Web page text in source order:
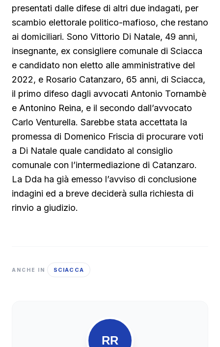
presentati dalle difese di altri due indagati, per
scambio elettorale politico-mafioso, che restano
ai domiciliari. Sono Vittorio Di Natale, 49 anni,
insegnante, ex consigliere comunale di Sciacca
e candidato non eletto alle amministrative del
2022, e Rosario Catanzaro, 65 anni, di Sciacca,
il primo difeso dagli avvocati Antonio Tornambè
e Antonino Reina, e il secondo dall’avvocato
Carlo Venturella. Sarebbe stata accettata la
promessa di Domenico Friscia di procurare voti
a Di Natale quale candidato al consiglio
comunale con l’intermediazione di Catanzaro.
La Dda ha già emesso l’avviso di conclusione
indagini ed a breve deciderà sulla richiesta di
rinvio a giudizio.
ANCHE IN SCIACCA
RR